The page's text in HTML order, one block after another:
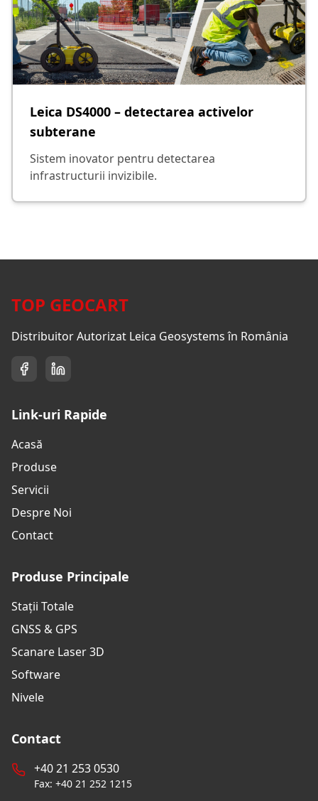
Leica DS4000 – detectarea activelor
subterane
Sistem inovator pentru detectarea
infrastructurii invizibile.
TOP GEOCART
Distribuitor Autorizat Leica Geosystems în România
Link-uri Rapide
Acasă
Produse
Servicii
Despre Noi
Contact
Produse Principale
Stații Totale
GNSS & GPS
Scanare Laser 3D
Software
Nivele
Contact
+40 21 253 0530
Fax: +40 21 252 1215